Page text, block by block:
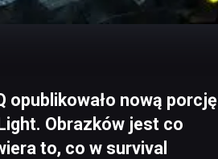
opublikowało nową porcję
Obrazków jest co
to, co w survival